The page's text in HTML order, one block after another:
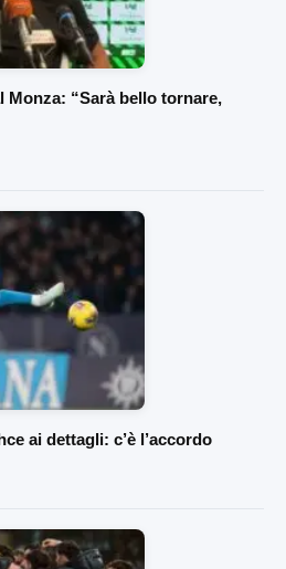
Monza: “Sarà bello tornare,
ai dettagli: c’è l’accordo